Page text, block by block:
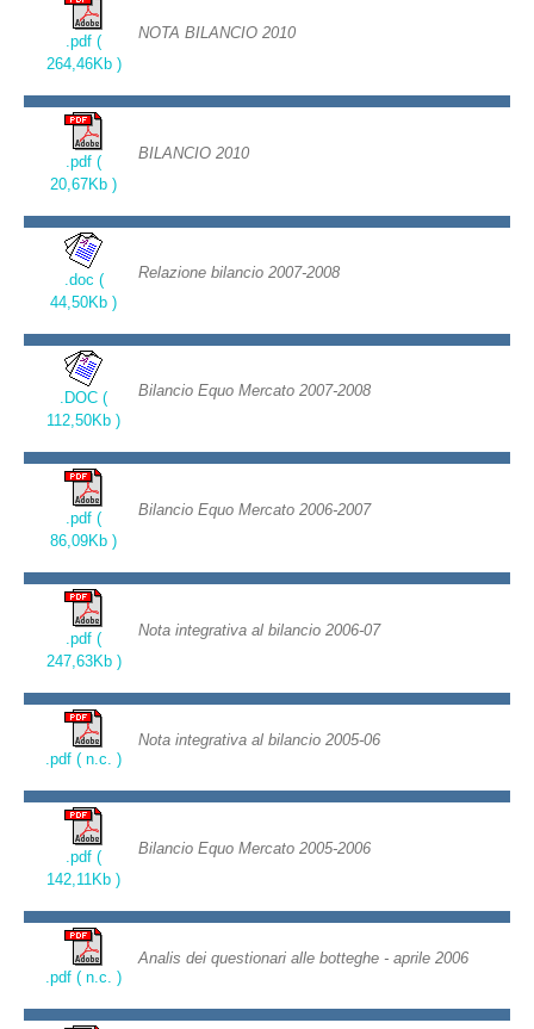
.pdf (
264,46Kb )
NOTA BILANCIO 2010
.pdf (
20,67Kb )
BILANCIO 2010
.doc (
44,50Kb )
Relazione bilancio 2007-2008
.DOC (
112,50Kb )
Bilancio Equo Mercato 2007-2008
.pdf (
86,09Kb )
Bilancio Equo Mercato 2006-2007
.pdf (
247,63Kb )
Nota integrativa al bilancio 2006-07
.pdf ( n.c. )
Nota integrativa al bilancio 2005-06
.pdf (
142,11Kb )
Bilancio Equo Mercato 2005-2006
.pdf ( n.c. )
Analis dei questionari alle botteghe - aprile 2006